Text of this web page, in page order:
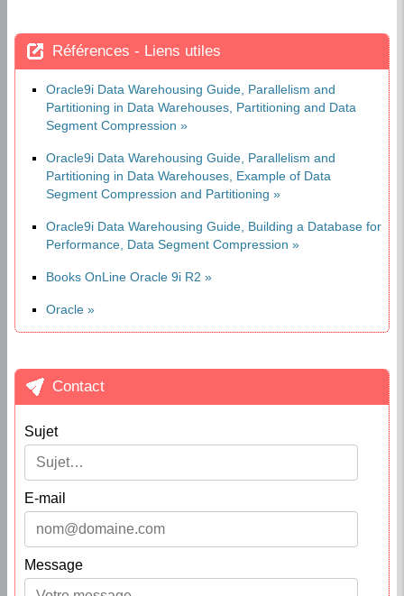
Partitioning in Data Warehouses, Partitioning and Data
Segment Compression
Oracle9i Data Warehousing Guide, Parallelism and
Partitioning in Data Warehouses, Example of Data
Segment Compression and Partitioning
Oracle9i Data Warehousing Guide, Building a Database for
Performance, Data Segment Compression
Books OnLine Oracle 9i R2
Oracle
Sujet
E-mail
Message